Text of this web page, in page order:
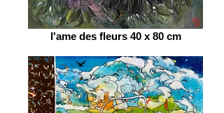
l'ame des fleurs 40 x 80 cm